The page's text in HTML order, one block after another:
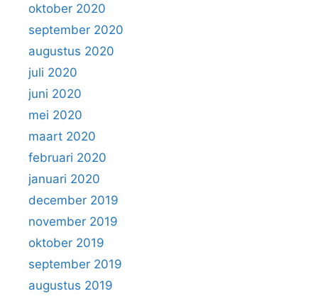
oktober 2020
september 2020
augustus 2020
juli 2020
juni 2020
mei 2020
maart 2020
februari 2020
januari 2020
december 2019
november 2019
oktober 2019
september 2019
augustus 2019